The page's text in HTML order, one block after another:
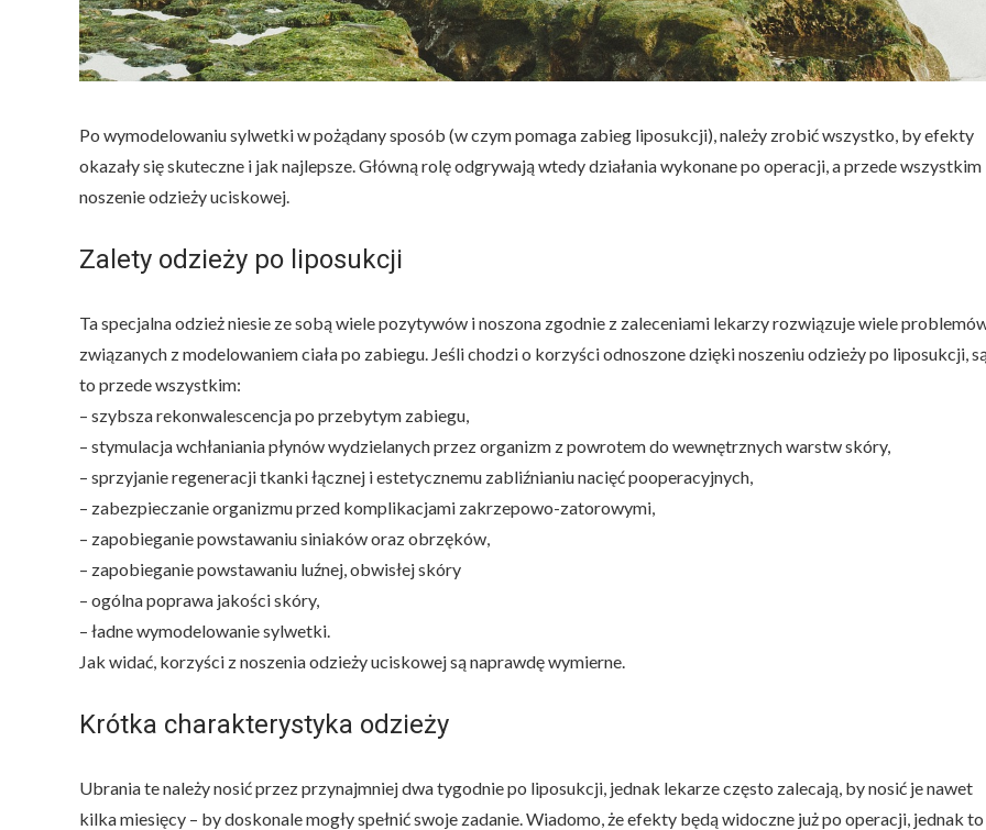
Po wymodelowaniu sylwetki w pożądany sposób (w czym pomaga zabieg liposukcji), należy zrobić wszystko, by efekty
okazały się skuteczne i jak najlepsze. Główną rolę odgrywają wtedy działania wykonane po operacji, a przede wszystkim
noszenie odzieży uciskowej.
Zalety odzieży po liposukcji
Ta specjalna odzież niesie ze sobą wiele pozytywów i noszona zgodnie z zaleceniami lekarzy rozwiązuje wiele
związanych z modelowaniem ciała po zabiegu. Jeśli chodzi o korzyści odnoszone dzięki noszeniu odzieży po liposukcji,
to przede wszystkim:
– szybsza rekonwalescencja po przebytym zabiegu,
– stymulacja wchłaniania płynów wydzielanych przez organizm z powrotem do wewnętrznych warstw skóry,
– sprzyjanie regeneracji tkanki łącznej i estetycznemu zabliźnianiu nacięć pooperacyjnych,
– zabezpieczanie organizmu przed komplikacjami zakrzepowo-zatorowymi,
– zapobieganie powstawaniu siniaków oraz obrzęków,
– zapobieganie powstawaniu luźnej, obwisłej skóry
– ogólna poprawa jakości skóry,
– ładne wymodelowanie sylwetki.
Jak widać, korzyści z noszenia odzieży uciskowej są naprawdę wymierne.
Krótka charakterystyka odzieży
Ubrania te należy nosić przez przynajmniej dwa tygodnie po liposukcji, jednak lekarze często zalecają, by nosić je nawet
kilka miesięcy – by doskonale mogły spełnić swoje zadanie. Wiadomo, że efekty będą widoczne już po operacji, jednak to